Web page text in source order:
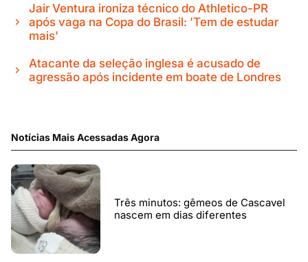
Jair Ventura ironiza técnico do Athletico-PR
após vaga na Copa do Brasil: 'Tem de estudar
mais'
Atacante da seleção inglesa é acusado de
agressão após incidente em boate de Londres
Notícias Mais Acessadas Agora
Três minutos: gêmeos de Cascavel
nascem em dias diferentes